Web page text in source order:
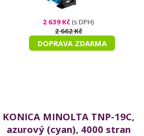
2 639 Kč(s DPH)
2 662 Kč
DOPRAVA ZDARMA
KONICA MINOLTA TNP-19C,
azurový (cyan), 4000 stran